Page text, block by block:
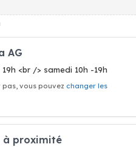
AG
<br /> samedi 10h -19h
vous pouvez changer les
à proximité